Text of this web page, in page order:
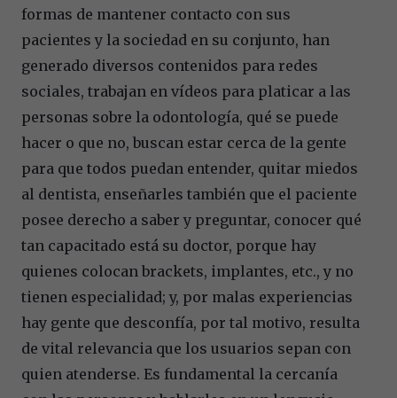
formas de mantener contacto con sus
pacientes y la sociedad en su conjunto, han
generado diversos contenidos para redes
sociales, trabajan en vídeos para platicar a las
personas sobre la odontología, qué se puede
hacer o que no, buscan estar cerca de la gente
para que todos puedan entender, quitar miedos
al dentista, enseñarles también que el paciente
posee derecho a saber y preguntar, conocer qué
tan capacitado está su doctor, porque hay
quienes colocan brackets, implantes, etc., y no
tienen especialidad; y, por malas experiencias
hay gente que desconfía, por tal motivo, resulta
de vital relevancia que los usuarios sepan con
quien atenderse. Es fundamental la cercanía